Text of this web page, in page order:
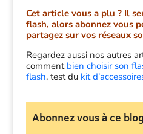
Cet article vous a plu ? Il
flash, alors abonnez vous
partagez sur vos réseaux
Regardez aussi nos autres
comment bien choisir son
flash, test du kit
Abonnez vous à ce blog